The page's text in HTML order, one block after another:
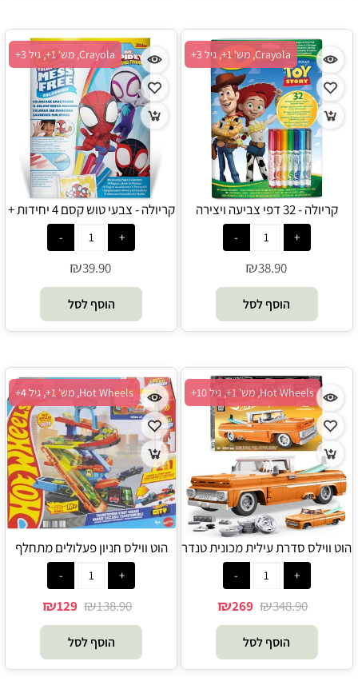
Crayola, מש' 1+, גיל 3+
קריולה - 32 דפי צביעה ויצירה
צעצוע של סיפור כולל 7 טושים
רחיצים - Crayola
₪38.90
הוסף לסל
Crayola, מש' 1+, גיל 3+
קריולה - צבעי טוש קסם 4 יחידות +
18 דפי צביעה ספיידי וחבריו
המופלאים - Crayola
₪39.90
הוסף לסל
Hot Wheels, מש' 1+, גיל 10+
הוט ווילס סדרת עילית מכונית טנדר
שברולט 858 חלקים - Hot Wheels
₪348.90
₪269
הוסף לסל
Hot Wheels, מש' 1+, גיל 4+
הוט ווילס חניון פעלולים מתחלף
כולל מכונית - Hot Wheels
₪138.90
₪129
הוסף לסל